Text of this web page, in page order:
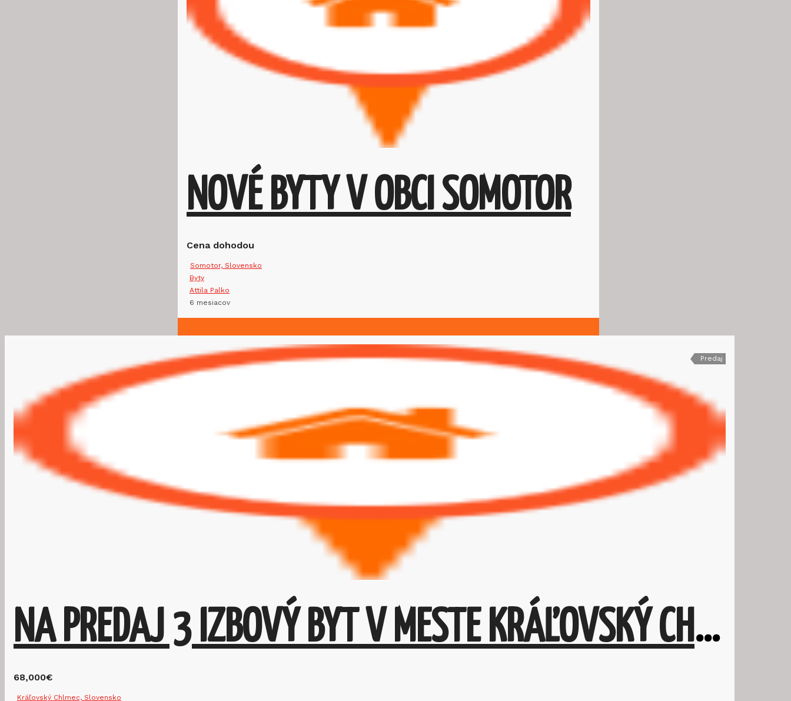
NOVÉ BYTY V OBCI SOMOTOR
Cena dohodou
Somotor, Slovensko
Byty
Attila Palko
6 mesiacov
Predaj
NA PREDAJ 3 IZBOVÝ BYT V MESTE KRÁĽOVSKÝ CHLMEC
68,000€
Kráľovský Chlmec, Slovensko